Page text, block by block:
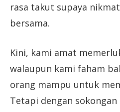
rasa takut supaya
bersama.
Kini, kami amat
walaupun kami faham
orang mampu untuk
Tetapi dengan